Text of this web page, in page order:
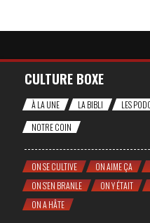
CULTURE BOXE
À LA UNE LA BIBLI
LES
NOTRE COIN
ON SE CULTIVE ON AIME ÇA
ON S'EN BRANLE
ON Y ÉTAIT
ON A HÂTE